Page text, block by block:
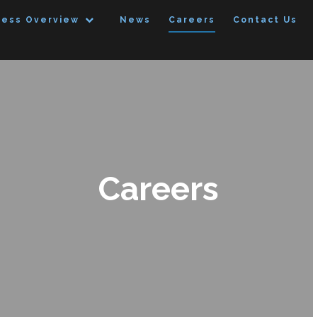
Overview News Careers Contact Us
Careers